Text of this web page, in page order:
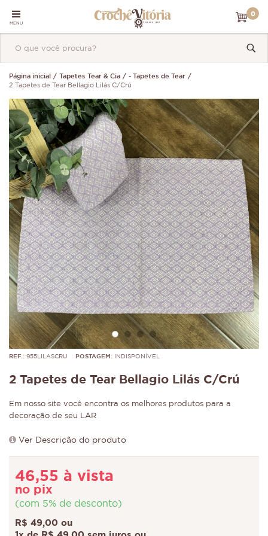
MENU
0
Página inicial Tapetes Tear & Cia
- Tapetes de Tear
2 Tapetes de Tear Bellagio Lilás C/Crú
REF.: 955LILASCRU POSTAGEM: INDISPONÍVEL
2 Tapetes de Tear Bellagio Lilás C/Crú
Em nosso site você encontra os melhores produtos para a
decoração de seu LAR
Ver Descrição do produto
46,55 à vista
no pix
(com 5% de desconto)
R$ 49,00 ou